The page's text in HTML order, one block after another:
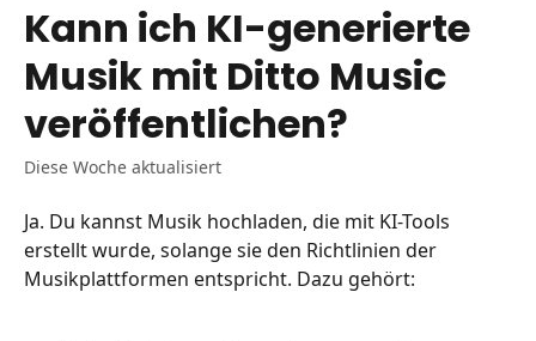
Kann ich KI-generierte
Musik mit Ditto Music
veröffentlichen?
Diese Woche aktualisiert
Ja. Du kannst Musik hochladen, die mit KI-Tools
erstellt wurde, solange sie den Richtlinien der
Musikplattformen entspricht. Dazu gehört: